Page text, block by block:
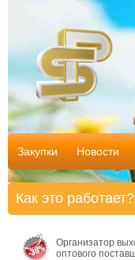
Закупки Новости
Как это работает?
Организатор
оптового